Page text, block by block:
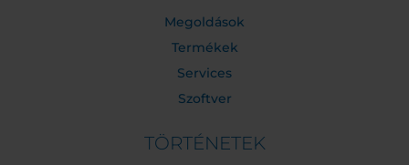
Megoldások
Termékek
Services
Szoftver
TÖRTÉNETEK